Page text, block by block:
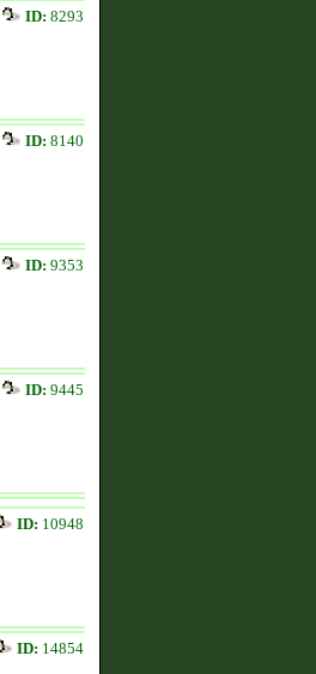
ID: 8293
ID: 8140
ID: 9353
ID: 9445
ID: 10948
ID: 14854